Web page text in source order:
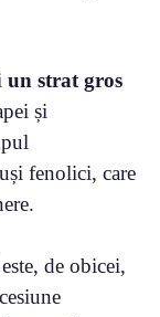
un strat gros
și
fenolici, care
de obicei,